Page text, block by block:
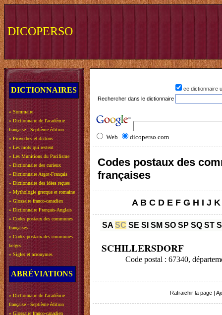
DICOPERSO
DICTIONNAIRES
» Sommaire
» Dictionnaire de l'académie
française - Septième édition
» Proverbes et dictons
» Les mots qui restent
» Les Munitions du Pacifisme
» Dictionnaire des curieux
» Dictionnaire Argot-Français
» Dictionnaire des idées reçues
» Mythologie grecque et romaine
» Glossaire franco-canadien
» Dictionnaire Français-Anglais
» Codes postaux des communes
françaises
» Codes postaux des communes
belges
» Sigles et acronymes
ABRÉVIATIONS
» Dictionnaire de l'académie
française - Septième édition
» Glossaire franco-canadien
ce dictionnaire
Rechercher dans le dictionnaire
Web dicoperso.com
Codes postaux des
françaises
A B C D E F G H I J K
SA SC SE SI SM SO SP SQ ST
SCHILLERSDORF
Code postal : 67340,
Rafraichir la page